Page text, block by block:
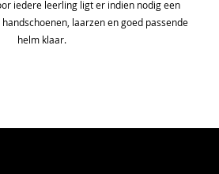
iedere leerling ligt er indien nodig een
laarzen en goed passende
helm klaar.